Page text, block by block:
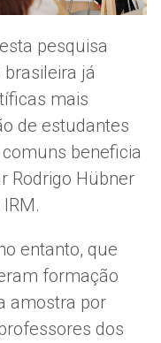
pesquisa
já
mais
de estudantes
beneficia
Rodrigo Hübner
entanto, que
formação
amostra por
dos